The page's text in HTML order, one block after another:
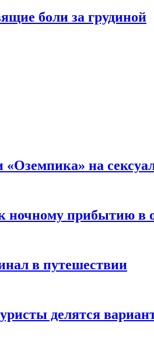
боли за грудиной
на
ночному прибытию в
в путешествии
делятся